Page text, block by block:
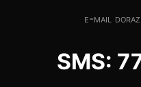
e-mail
SMS: